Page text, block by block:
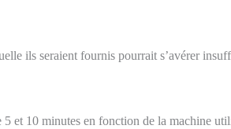
ils seraient fournis pourrait s’avérer
et 10 minutes en fonction de la machine